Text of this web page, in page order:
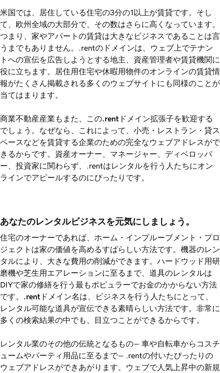
米国では、居住している住宅の3分の1以上が賃貸です。そし
て、欧州全域の大部分で、その数はさらに高くなっています。
つまり、家やアパートの賃貸は大きなビジネスであることは言
うまでもありません。.rentのドメインは、ウェブ上でテナン
トへの宣伝を広告しようとする地主、資産管理者や賃貸機関に
役に立ちます。居住用住宅や休暇用物件のオンラインの賃貸情
報がたくさん掲載される多くのウェブサイトにも同様のことが
当てはまります。
商業不動産産業もまた、この.rent ドメイン拡張子を歓迎する
でしょう。なぜなら、これによって、小売・レストラン・貸ス
ペースなどを賃貸する企業のための完全なウェブアドレスがで
きるからです。資産オーナー、マネージャー、ディベロッパ
ー、投資家に関わらず、.rentはレンタルを行う人たちにオン
ラインでアピールするのにぴったりです。
あなたのレンタルビジネスを元気にしましょう。
住宅のオーナーであれば、ホーム・インプルーブメント・プロ
ジェクトは家の価値を高めるすばらしい方法です。機器のレン
タルにより、大きな費用の削減ができます。ハードウッド用研
磨機や芝生用エアレーションに至るまで、道具のレンタルは
DIYで家の修繕を行う最もポピュラーでお金のかからない方法
です。
.rent ドメイン名は、ビジネスを行う人たちにとって、
レンタル可能な道具が宣伝できる素晴らしい方法です。非常に
多くの検索結果の中でも、目立つことができるからです。
レンタル業のその他の伝統となるもの― 車や自転車からコスチ
ュームやパーティ用品に至るまで― .rentの付いたぴったりの
ウェブアドレスができあがります。ウェブで人気上昇中の新規